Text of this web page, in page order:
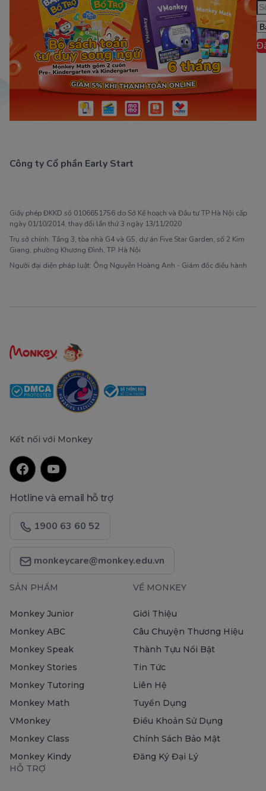
Công ty Cổ phần Early Start
Giấy phép ĐKKD số 0106651756 do Sở Kế hoạch và Đầu tư TP Hà Nội cấp
ngày 01/10/2014, thay đổi lần thứ 3 ngày 13/11/2020
Trụ sở chính: Tầng 3, tòa nhà G4 và G5, dự án Five Star Garden, số 2 Kim
Giang, phường Khương Đình, TP. Hà Nội
Người đại diện pháp luật: Ông Nguyễn Hoàng Anh - Giám đốc điều hành
Kết nối với Monkey
Hotline và email hỗ trợ
1900 63 60 52
monkeycare@monkey.edu.vn
SẢN PHẨM
Monkey Junior
Monkey ABC
Monkey Speak
Monkey Stories
Monkey Tutoring
Monkey Math
VMonkey
Monkey Class
Monkey Kindy
VỀ MONKEY
Giới Thiệu
Câu Chuyện Thương Hiệu
Thành Tựu Nổi Bật
Tin Tức
Liên Hệ
Tuyển Dụng
Điều Khoản Sử Dụng
Chính Sách Bảo Mật
Đăng Ký Đại Lý
HỖ TRỢ